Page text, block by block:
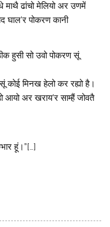
ढांचो मेलियो अर उणमें
घाल’र पोकरण कानी
हुसी सो उवो पोकरण सूं
कोई मिनख हेलो कर रह्यो है।
आयो अर खराय’र साम्हैं जोवतै
हूं।”[…]